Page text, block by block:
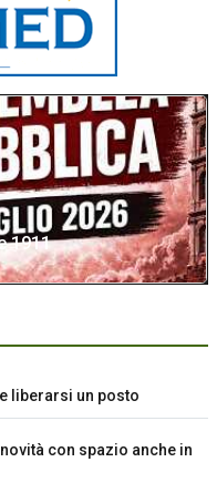
1911
liberarsi un posto
con spazio anche in